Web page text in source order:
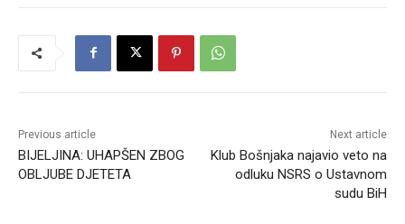
Previous article
BIJELJINA: UHAPŠEN ZBOG
OBLJUBE DJETETA
Next article
Klub Bošnjaka najavio veto na
odluku NSRS o Ustavnom
sudu BiH